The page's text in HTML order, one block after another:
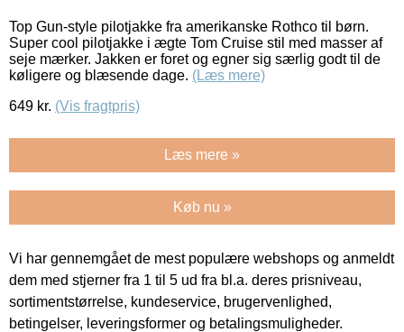
Top Gun-style pilotjakke fra amerikanske Rothco til børn.
Super cool pilotjakke i ægte Tom Cruise stil med masser af
seje mærker. Jakken er foret og egner sig særlig godt til de
køligere og blæsende dage. (Læs mere)
649 kr. (Vis fragtpris)
Læs mere »
Køb nu »
Vi har gennemgået de mest populære webshops og anmeldt
dem med stjerner fra 1 til 5 ud fra bl.a. deres prisniveau,
sortimentstørrelse, kundeservice, brugervenlighed,
betingelser, leveringsformer og betalingsmuligheder.